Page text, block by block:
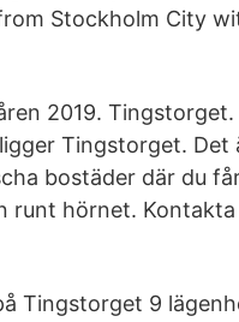
Stockholm City
2019.
Tingstorget.
bostäder där du
hörnet. Kontakta
Tingstorget 9